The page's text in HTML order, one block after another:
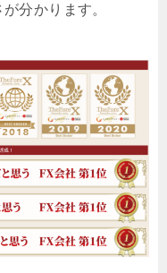
分かります。